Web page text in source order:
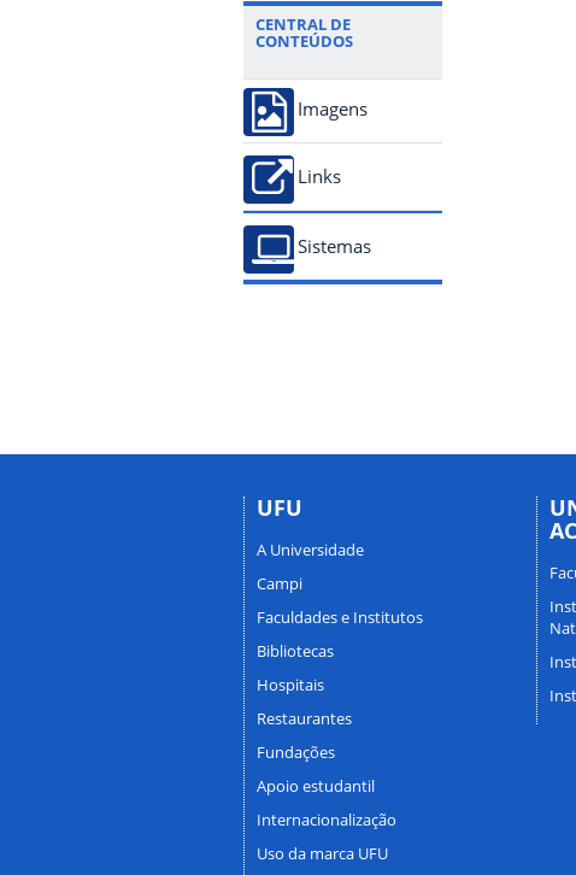
CENTRAL DE
CONTEÚDOS
Imagens
Links
Sistemas
UFU
A Universidade
Campi
Faculdades e Institutos
Bibliotecas
Hospitais
Restaurantes
Fundações
Apoio estudantil
Internacionalização
Uso da marca UFU